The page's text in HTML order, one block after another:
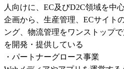
人向けに、EC及びD2C領域を中
企画から、生産管理、ECサイト
ング、物流管理をワンストップ
を開発・提供している
・パートナーグロース事業